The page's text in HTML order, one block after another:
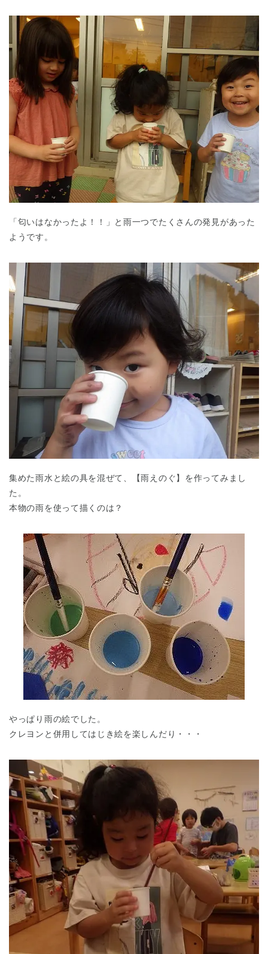
神奈川県 神奈川県 全域
埼玉県 埼玉県 全域
兵庫県 兵庫県 全域
「匂いはなかったよ！！」と雨一つでたくさんの発見があった
ようです。
集めた雨水と絵の具を混ぜて、【雨えのぐ】を作ってみまし
た。
本物の雨を使って描くのは？
やっぱり雨の絵でした。
クレヨンと併用してはじき絵を楽しんだり・・・